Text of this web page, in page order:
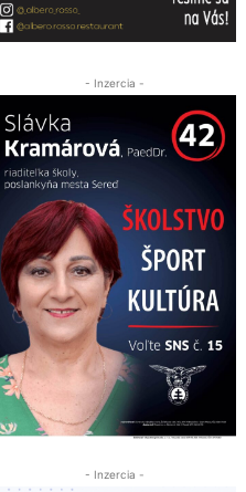
- Inzercia -
- Inzercia -